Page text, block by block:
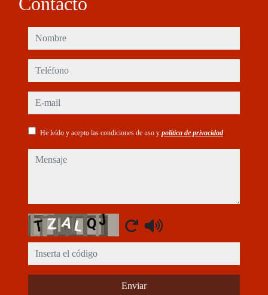
nombre
teléfono
e-mail
He leído y acepto las condiciones de uso y política de privacidad
mensaje
Captcha
Enviar